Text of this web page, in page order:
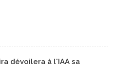
dévoilera à l'IAA sa